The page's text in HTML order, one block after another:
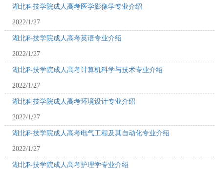
湖北科技学院成人高考医学影像学专业介绍
2022/1/27
湖北科技学院成人高考英语专业介绍
2022/1/27
湖北科技学院成人高考计算机科学与技术专业介绍
2022/1/27
湖北科技学院成人高考环境设计专业介绍
2022/1/27
湖北科技学院成人高考电气工程及其自动化专业介绍
2022/1/27
湖北科技学院成人高考护理学专业介绍